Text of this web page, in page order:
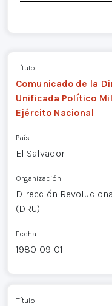
Título
Comunicado de la
Unificada Político
Ejército Nacional
País
El Salvador
Organización
Dirección
(DRU)
Fecha
1980-09-01
Título